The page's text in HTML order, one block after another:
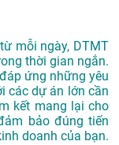
mỗi ngày, DTMT
thời gian ngắn.
ứng những yêu
các dự án lớn cần
kết mang lại cho
bảo đúng tiến
doanh của bạn.